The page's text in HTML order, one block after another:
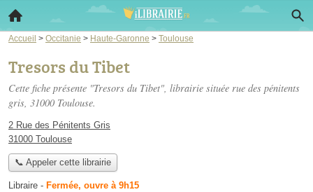
Accueil > Occitanie > Haute-Garonne > Toulouse
Tresors du Tibet
Cette fiche présente "Tresors du Tibet", librairie située rue des pénitents
gris, 31000 Toulouse.
2 Rue des Pénitents Gris
31000 Toulouse
📞 Appeler cette librairie
Libraire - Fermée, ouvre à 9h15